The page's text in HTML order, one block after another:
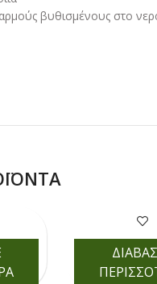
βυθισμένους στο